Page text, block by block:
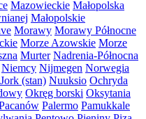
Mazowieckie Małopolska
Małopolskie
Morawy Morawy Północne
Morze Azowskie Morze
Murter Nadrenia-Północna
Niemcy Nijmegen Norwegia
(stan) Nuuksio Ochryda
Okręg borski Oksytania
Palermo Pamukkale